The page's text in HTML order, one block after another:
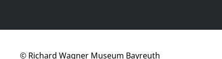
© Richard Wagner Museum Bayreuth